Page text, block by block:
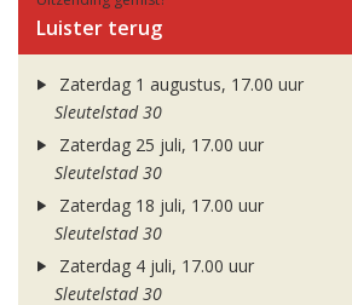
Luister terug
Zaterdag 1 augustus, 17.00 uur
Sleutelstad 30
Zaterdag 25 juli, 17.00 uur
Sleutelstad 30
Zaterdag 18 juli, 17.00 uur
Sleutelstad 30
Zaterdag 4 juli, 17.00 uur
Sleutelstad 30